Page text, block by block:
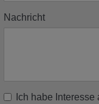
Nachricht
Ich habe Interesse